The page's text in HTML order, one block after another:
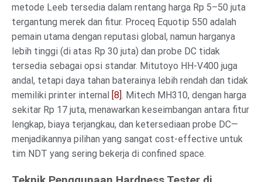
metode Leeb tersedia dalam rentang harga Rp 5–50 juta
tergantung merek dan fitur. Proceq Equotip 550 adalah
pemain utama dengan reputasi global, namun harganya
lebih tinggi (di atas Rp 30 juta) dan probe DC tidak
tersedia sebagai opsi standar. Mitutoyo HH-V400 juga
andal, tetapi daya tahan baterainya lebih rendah dan tidak
memiliki printer internal
[8] . Mitech MH310, dengan harga
sekitar Rp 17 juta, menawarkan keseimbangan antara fitur
lengkap, biaya terjangkau, dan ketersediaan probe DC—
menjadikannya pilihan yang sangat cost-effective untuk
tim NDT yang sering bekerja di confined space.